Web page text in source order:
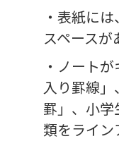
・表紙に
スペースが
・ノート
入り罫線
罫」、小
類をライン